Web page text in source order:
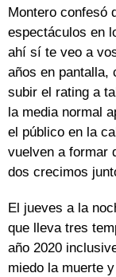
Montero confesó
espectáculos en
ahí sí te veo a
años en pantalla,
subir el rating a
la media normal
el público en la
vuelven a formar
dos crecimos
El jueves a la
que lleva tres
año 2020
miedo la muerte